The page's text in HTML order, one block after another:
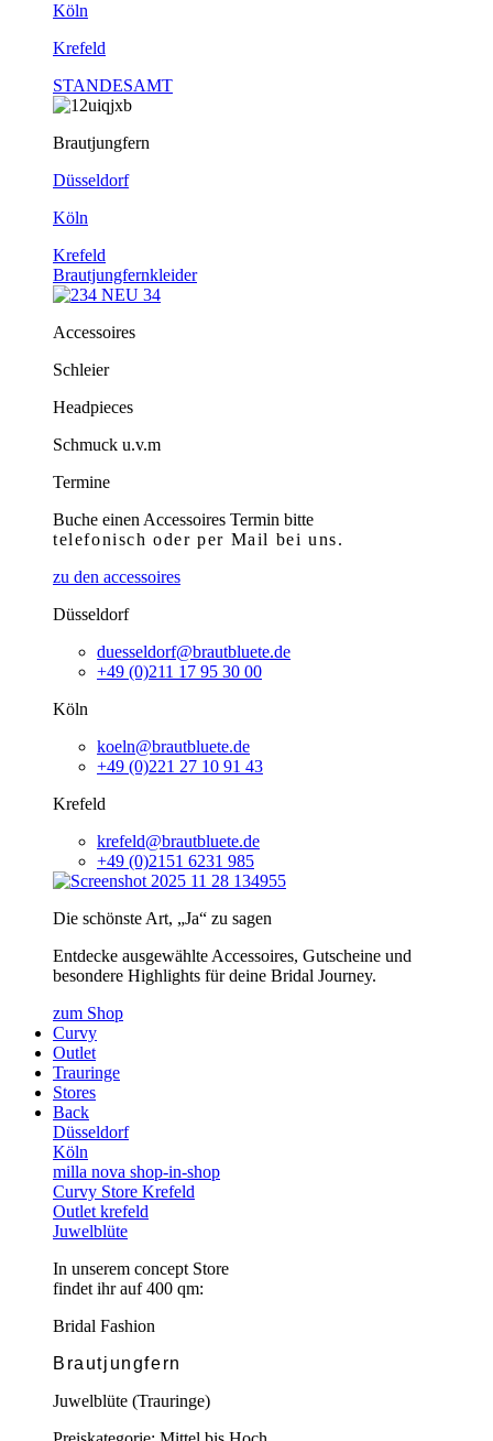
Köln
Krefeld
STANDESAMT
Brautjungfern
Düsseldorf
Köln
Krefeld
Brautjungfernkleider
Accessoires
Schleier
Headpieces
Schmuck u.v.m
Termine
Buche einen Accessoires Termin bitte
telefonischoder per Mail bei uns.
zu den accessoires
Düsseldorf
duesseldorf@brautbluete.de
+49 (0)211 17 95 30 00
Köln
koeln@brautbluete.de
+49 (0)221 27 10 91 43
Krefeld
krefeld@brautbluete.de
+49 (0)2151 6231 985
Die schönste Art, „Ja“ zu sagen
Entdecke ausgewählte Accessoires, Gutscheine und
besondere Highlights für deine Bridal Journey.
zum Shop
Curvy
Outlet
Trauringe
Stores
Back
Düsseldorf
Köln
milla nova shop-in-shop
Curvy Store Krefeld
Outlet krefeld
Juwelblüte
In unserem concept Store
findet ihr auf 400 qm:
Bridal Fashion
Brautjungfern
Juwelblüte (Trauringe)